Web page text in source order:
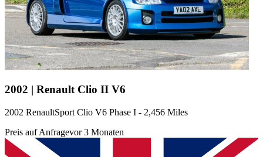
2002 | Renault Clio II V6
2002 RenaultSport Clio V6 Phase I - 2,456 Miles
Preis auf Anfragevor 3 Monaten